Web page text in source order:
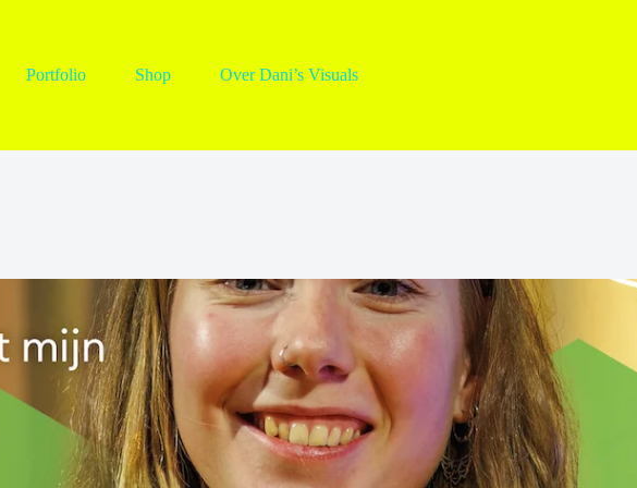
Portfolio Shop Over Dani’s Visuals